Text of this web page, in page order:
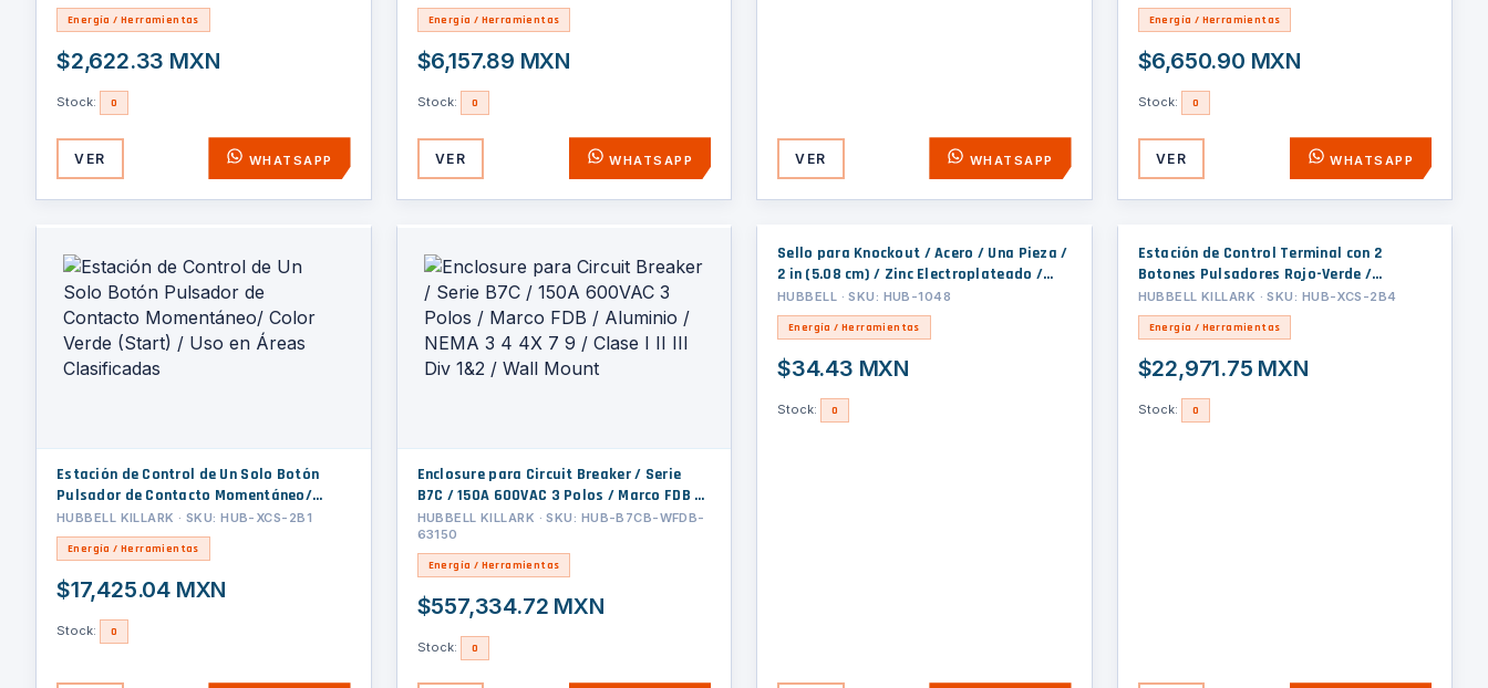
Energía / Herramientas
$2,622.33 MXN
Stock: 0
VER WHATSAPP
Energía / Herramientas
$6,157.89 MXN
Stock: 0
VER WHATSAPP VER WHATSAPP
Energía / Herramientas
$6,650.90 MXN
Stock: 0
VER WHATSAPP
Estación de Control de Un Solo Botón
Pulsador de Contacto Momentáneo/
Color Verde (Start) / Uso en Áreas
Clasificadas
HUBBELL KILLARK · SKU: HUB-XCS-2B1
Energía / Herramientas
$17,425.04 MXN
Stock: 0
Enclosure para Circuit Breaker / Serie
B7C / 150A 600VAC 3 Polos / Marco FDB /
Aluminio / NEMA 3 4 4X 7 9 / Clase I II III
Div 1&2 / Wall Mount
HUBBELL KILLARK · SKU: HUB-B7CB-WFDB-
63150
Energía / Herramientas
$557,334.72 MXN
Stock: 0
Sello para Knockout / Acero / Una Pieza /
2 in (5.08 cm) / Zinc Electroplateado /
Cierre de Aberturas No Utilizadas
HUBBELL · SKU: HUB-1048
Energía / Herramientas
$34.43 MXN
Stock: 0
Estación de Control Terminal con 2
Botones Pulsadores Rojo-Verde /
Entrada 3/4
HUBBELL KILLARK · SKU: HUB-XCS-2B4
Energía / Herramientas
$22,971.75 MXN
Stock: 0